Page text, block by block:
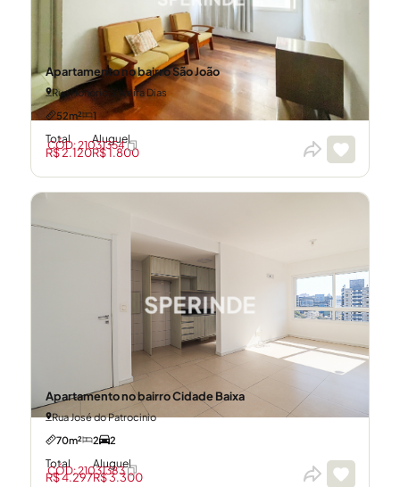
Apartamento no bairro São João
Rua Honório Silveira Dias
52m²
1
Total
R$ 2.120
Aluguel
R$ 1.800
CÓD: 21031354
Apartamento no bairro Cidade Baixa
Rua José do Patrocinio
70m²
2 2
Total
R$ 4.297
Aluguel
R$ 3.300
CÓD: 21031383